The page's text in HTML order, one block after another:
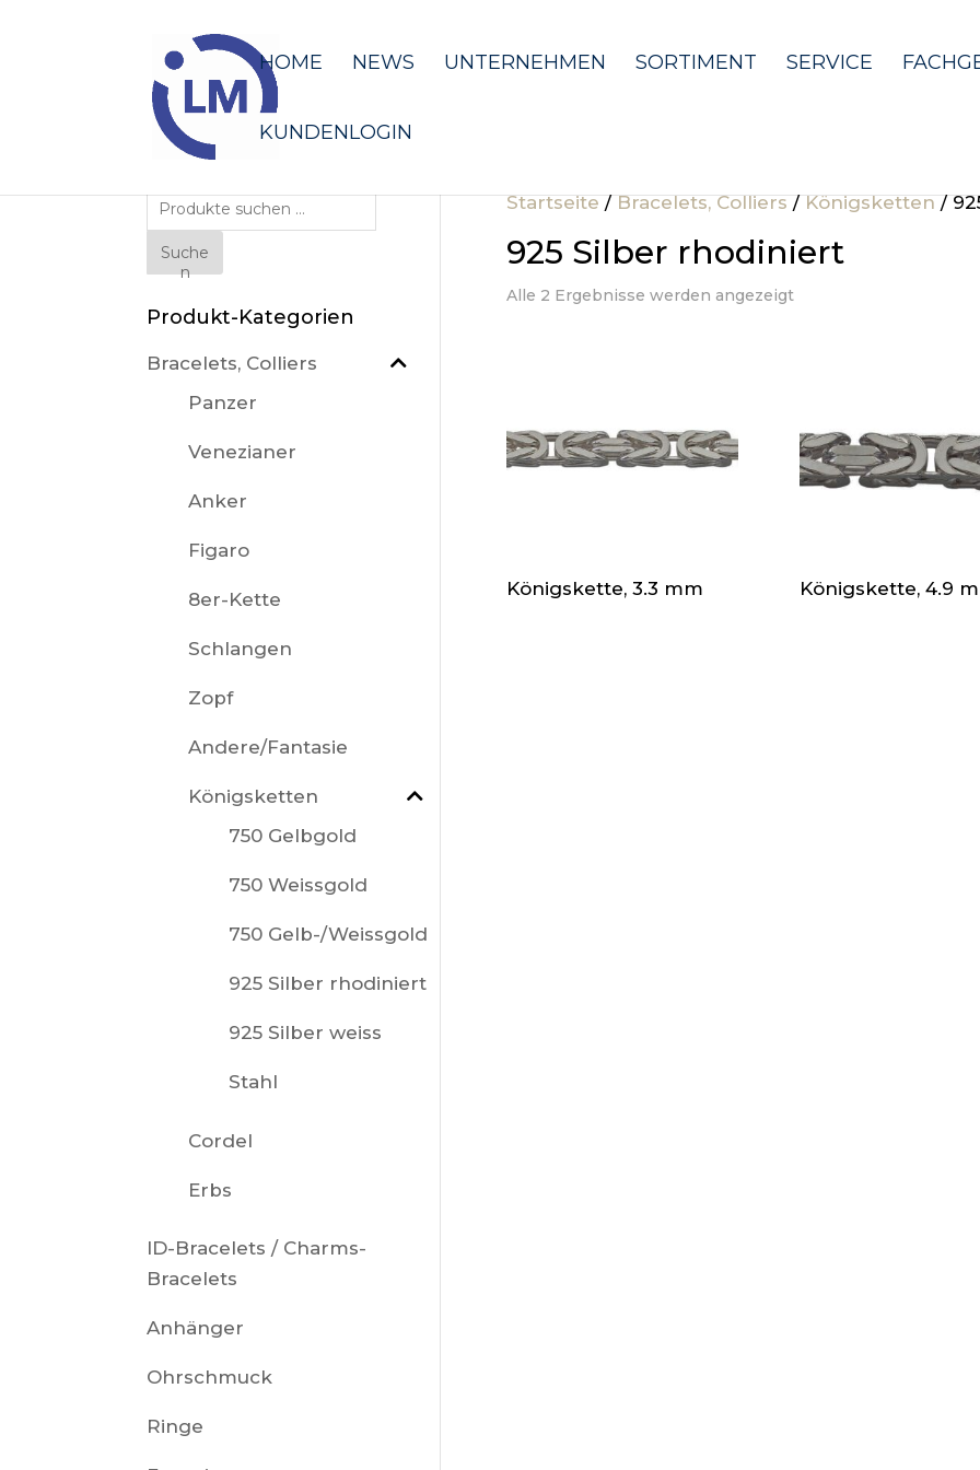
HOME NEWS UNTERNEHMEN SORTIMENT SERVICE
KUNDENLOGIN
Startseite/Bracelets, Colliers/Königsketten/
925 Silber rhodiniert
Alle 2 Ergebnisse werden angezeigt
Königskette, 3.3 mm Königskette, 4.9
Suche
nach:
Suche
n
Produkt-Kategorien
Bracelets, Colliers
Panzer
Venezianer
Anker
Figaro
8er-Kette
Schlangen
Zopf
Andere/Fantasie
Königsketten
750 Gelbgold
750 Weissgold
750 Gelb-/Weissgold
925 Silber rhodiniert
925 Silber weiss
Stahl
Cordel
Erbs
ID-Bracelets / Charms-
Bracelets
Anhänger
Ohrschmuck
Ringe